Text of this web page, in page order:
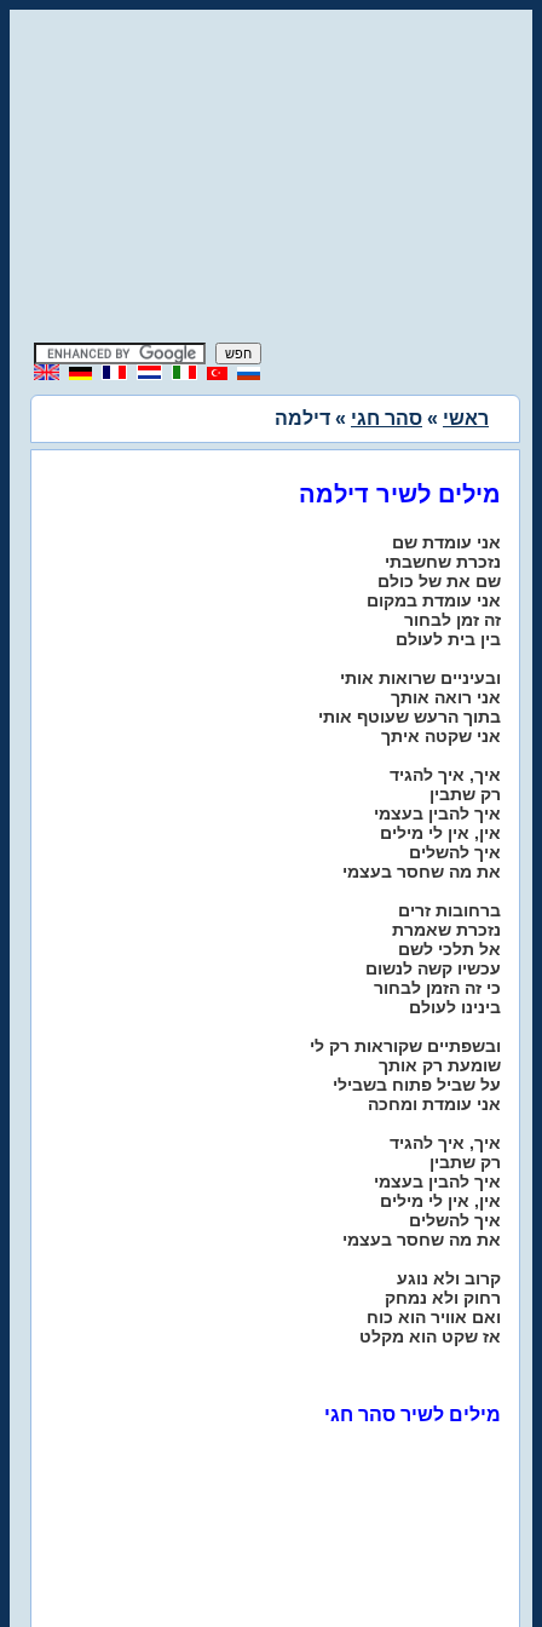
ראשי » סהר חגי » דילמה
מילים לשיר דילמה
אני עומדת שם
נזכרת שחשבתי
שם את של כולם
אני עומדת במקום
זה זמן לבחור
בין בית לעולם
ובעיניים שרואות אותי
אני רואה אותך
בתוך הרעש שעוטף אותי
אני שקטה איתך
איך, איך להגיד
רק שתבין
איך להבין בעצמי
אין, אין לי מילים
איך להשלים
את מה שחסר בעצמי
ברחובות זרים
נזכרת שאמרת
אל תלכי לשם
עכשיו קשה לנשום
כי זה הזמן לבחור
בינינו לעולם
ובשפתיים שקוראות רק לי
שומעת רק אותך
על שביל פתוח בשבילי
אני עומדת ומחכה
איך, איך להגיד
רק שתבין
איך להבין בעצמי
אין, אין לי מילים
איך להשלים
את מה שחסר בעצמי
קרוב ולא נוגע
רחוק ולא נמחק
ואם אוויר הוא כוח
אז שקט הוא מקלט
מילים לשיר סהר חגי